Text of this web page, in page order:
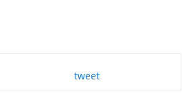
tweet